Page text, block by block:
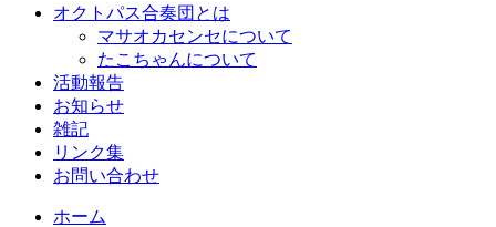
オクトパス合奏団とは
マサオカセンセについて
たこちゃんについて
活動報告
お知らせ
雑記
リンク集
お問い合わせ
ホーム